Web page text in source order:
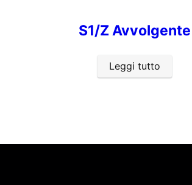
S1/Z Avvolgente
Leggi tutto